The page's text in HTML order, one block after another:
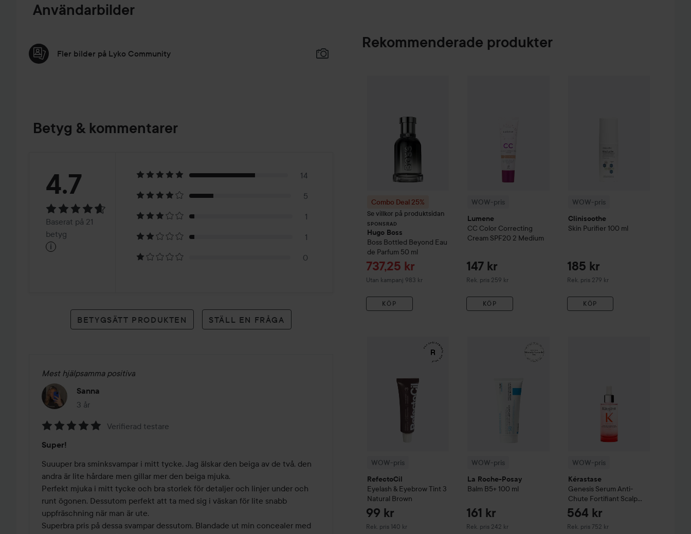
Användarbilder
Fler bilder på Lyko Community
Betyg & kommentarer
Betyg:
4.7Baserat
på
betyg
4.7
Baserat på 21
betyg
i
14
5
1
1
0
BETYGSÄTT PRODUKTEN STÄLL EN FRÅGA
Mest hjälpsamma positiva
Sanna
3 år
Inlägget skapades 3 år
5
av
5
Verifierad testare
Super!
Suuuper bra sminksvampar i mitt tycke. Jag älskar den beiga av de två, den
andra är lite hårdare men gillar mer den beiga mjuka.
Perfekt mjuka i mitt tycke och bra storlek för detaljer och linjer under och
runt ögonen. Dessutom perfekt att ta med sig i väskan för lite snabb
uppfräschning när man är ute.
Superbra pris på dessa svampar dessutom. Blandade ut min concealer med
Rekommenderade produkter
Combo Deal 25%
Se villkor på produktsidan
SPONSRAD
Hugo Boss
Boss Bottled Beyond Eau
de Parfum 50 ml
Reapris
737,25 kr
Utan kampanj 983 kr
KÖP
WOW-pris
Lumene
CC Color Correcting
Cream SPF20 2 Medium
147 kr
Rek. pris 259 kr
Rekommenderat pris 259 kr
KÖP
WOW-pris
Clinisoothe
Skin Purifier 100 ml
185 kr
Rek. pris 279 kr
Rekommenderat pris 279 kr
KÖP
WOW-pris
RefectoCil
Eyelash & Eyebrow Tint 3
Natural Brown
99 kr
Rek. pris 140 kr
Rekommenderat pris 140 kr
RefectoCilEyelash & Eyebrow Tint 3 Natural Brown
WOW-pris
La Roche-Posay
Balm B5+ 100 ml
161 kr
Rek. pris 242 kr
Rekommenderat pris 242 kr
La Roche-Posay
WOW-pris
Kérastase
Genesis Serum Anti-
Chute Fortifiant Scalp
Serum 90 ml
564 kr
Rek. pris 752 kr
Rekommenderat pris 752 kr